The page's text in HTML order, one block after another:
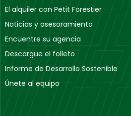
El alquiler con Petit Forestier
Noticias y asesoramiento
Encuentre su agencia
Descargue el folleto
Informe de Desarrollo Sostenible
Únete al equipo